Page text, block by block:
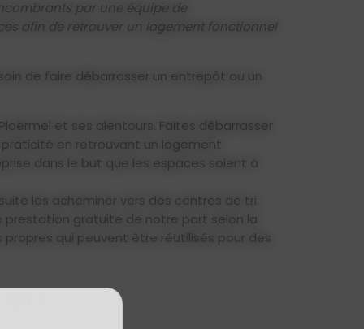
par une équipe de
afin de retrouver un logement fonctionnel
de faire débarrasser un entrepôt ou un
et ses alentours. Faites débarrasser
en retrouvant un logement
dans le but que les espaces soient à
les acheminer vers des centres de tri.
prestation gratuite de notre part selon la
qui peuvent être réutilisés pour des
7 ?